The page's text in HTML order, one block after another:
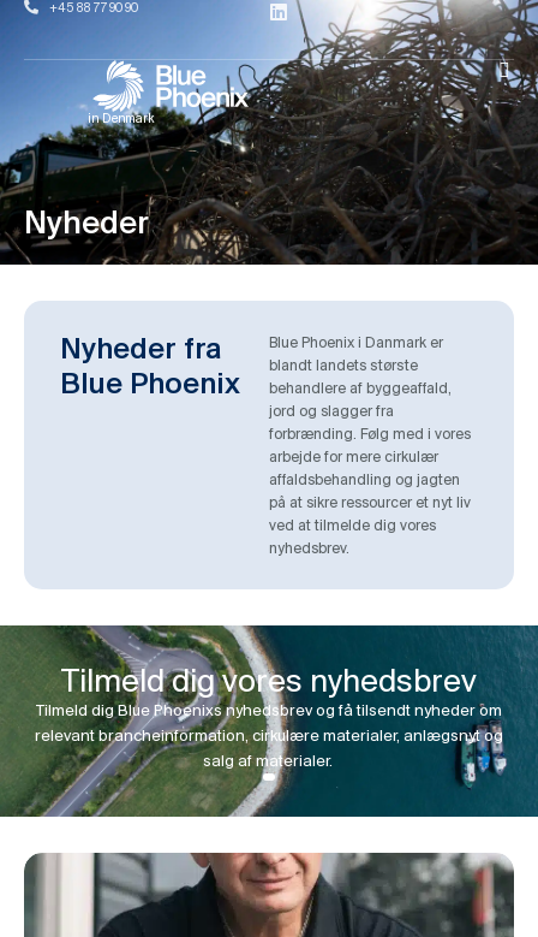
+45 88 77 90 90
in Denmark
Nyheder
Nyheder fra
Blue Phoenix
Blue Phoenix i Danmark er
blandt landets største
behandlere af byggeaffald,
jord og slagger fra
forbrænding. Følg med i vores
arbejde for mere cirkulær
affaldsbehandling og jagten
på at sikre ressourcer et nyt liv
ved at tilmelde dig vores
nyhedsbrev.
Tilmeld dig vores nyhedsbrev
Tilmeld dig Blue Phoenixs nyhedsbrev og få tilsendt nyheder om
relevant brancheinformation, cirkulære materialer, anlægsnyt og
salg af materialer.